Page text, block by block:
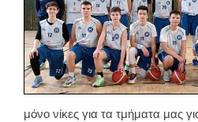
μόνο νίκες για τα τμήματα μας